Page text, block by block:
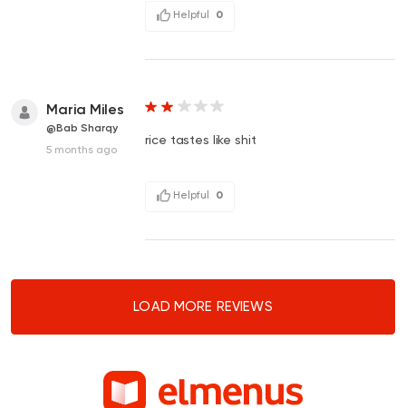
Helpful 0
Maria Miles
@Bab Sharqy
5 months ago
rice tastes like shit
Helpful 0
LOAD MORE REVIEWS